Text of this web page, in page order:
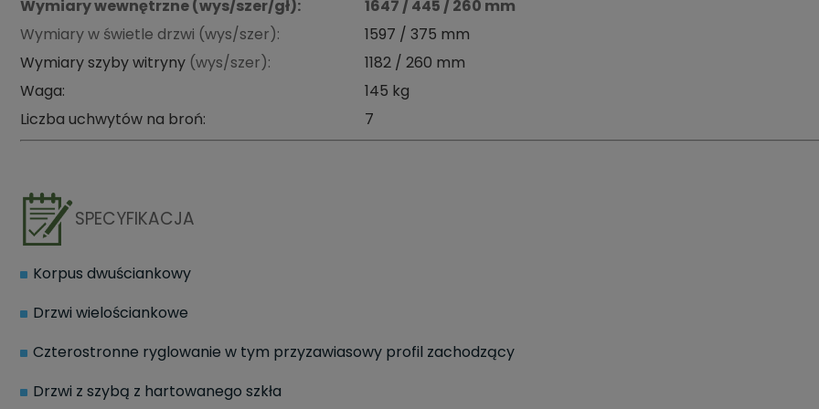
Wymiary wewnętrzne (wys/szer/gł):
1647 / 445 / 260 mm
Wymiary w świetle drzwi (wys/szer):
1597 / 375 mm
Wymiary szyby witryny (wys/szer):
1182 / 260 mm
Waga:
145 kg
Liczba uchwytów na broń:
7
SPECYFIKACJA
Korpus dwuściankowy
Drzwi wielościankowe
Czterostronne ryglowanie w tym przyzawiasowy profil zachodzący
Drzwi z szybą z hartowanego szkła